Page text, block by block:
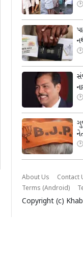
About Us Contact
Terms (Android)
Copyright (c)